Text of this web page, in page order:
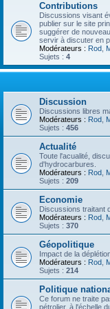
Contributions
Discussions visant
publier sur le site
suggérer de
servir à discuter en
Modérateurs : Rod
Sujets : 4
Discussion
Discussions libres
Modérateurs : Rod
Sujets : 456
Actualité
Toute l'acualité,
d'hydrocarbures.
Modérateurs : Rod
Sujets : 209
Economie
Discussions traitant
Modérateurs : Rod
Sujets : 370
Géopolitique
Impact de la
Modérateurs : Rod
Sujets : 214
Politique
Ce forum ne traite
pétrolier, à l'échelle